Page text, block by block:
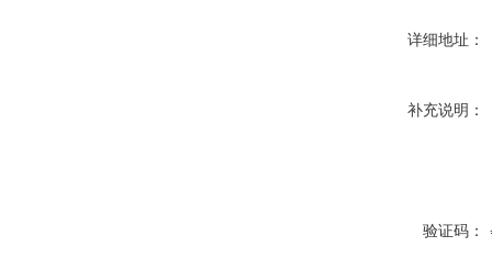
详细地址：
补充说明：
验证码：